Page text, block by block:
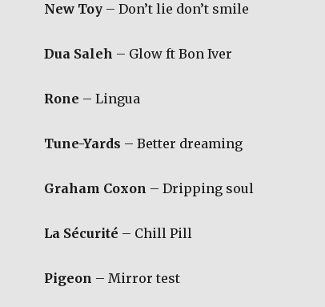
New Toy– Don’t lie don’t smile
Dua Saleh – Glow ft Bon Iver
Rone – Lingua
Tune-Yards – Better dreaming
Graham Coxon – Dripping soul
La Sécurité – Chill Pill
Pigeon – Mirror test